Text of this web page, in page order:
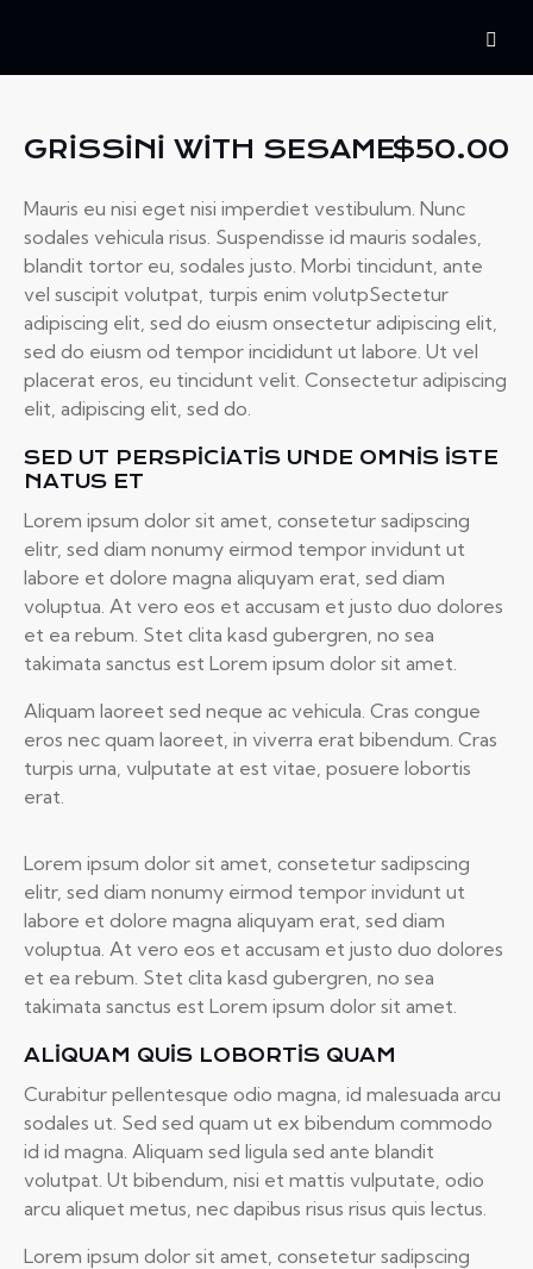
GRISSINI WITH SESAME$50.00
Mauris eu nisi eget nisi imperdiet vestibulum. Nunc
sodales vehicula risus. Suspendisse id mauris sodales,
blandit tortor eu, sodales justo. Morbi tincidunt, ante
vel suscipit volutpat, turpis enim volutpSectetur
adipiscing elit, sed do eiusm onsectetur adipiscing elit,
sed do eiusm od tempor incididunt ut labore. Ut vel
placerat eros, eu tincidunt velit. Consectetur adipiscing
elit, adipiscing elit, sed do.
SED UT PERSPICIATIS UNDE OMNIS ISTE
NATUS ET
Lorem ipsum dolor sit amet, consetetur sadipscing
elitr, sed diam nonumy eirmod tempor invidunt ut
labore et dolore magna aliquyam erat, sed diam
voluptua. At vero eos et accusam et justo duo dolores
et ea rebum. Stet clita kasd gubergren, no sea
takimata sanctus est Lorem ipsum dolor sit amet.
Aliquam laoreet sed neque ac vehicula. Cras congue
eros nec quam laoreet, in viverra erat bibendum. Cras
turpis urna, vulputate at est vitae, posuere lobortis
erat.
Lorem ipsum dolor sit amet, consetetur sadipscing
elitr, sed diam nonumy eirmod tempor invidunt ut
labore et dolore magna aliquyam erat, sed diam
voluptua. At vero eos et accusam et justo duo dolores
et ea rebum. Stet clita kasd gubergren, no sea
takimata sanctus est Lorem ipsum dolor sit amet.
ALIQUAM QUIS LOBORTIS QUAM
Curabitur pellentesque odio magna, id malesuada arcu
sodales ut. Sed sed quam ut ex bibendum commodo
id id magna. Aliquam sed ligula sed ante blandit
volutpat. Ut bibendum, nisi et mattis vulputate, odio
arcu aliquet metus, nec dapibus risus risus quis lectus.
Lorem ipsum dolor sit amet, consetetur sadipscing